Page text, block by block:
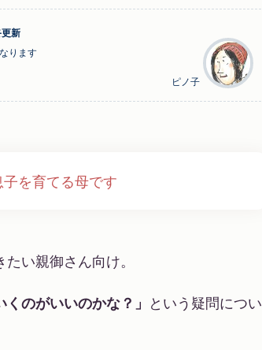
新
ります
ピノ子
を育てる母です
い親御さん向け。
のがいいのかな？」 という疑問につい